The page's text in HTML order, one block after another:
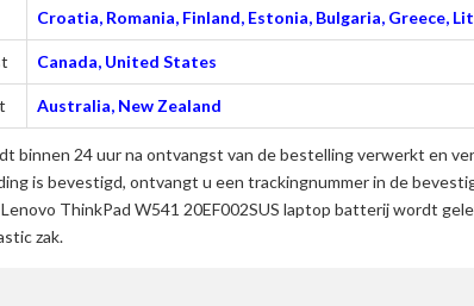
Croatia, Romania, Finland, Estonia, Bulgaria, Greece,
Canada, United States
Australia, New Zealand
binnen 24 uur na ontvangst van de bestelling verwerkt en
is bevestigd, ontvangt u een trackingnummer in de
ThinkPad W541 20EF002SUS laptop batterijwordt
zak.